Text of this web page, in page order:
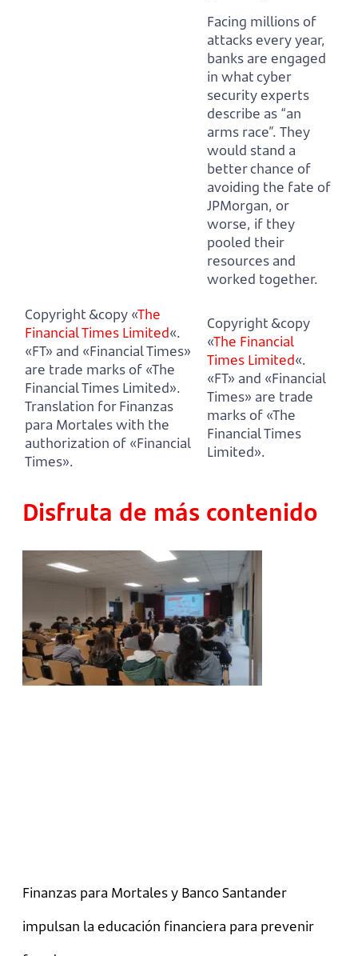
Facing millions of
attacks every year,
banks are engaged
in what cyber
security experts
describe as “an
arms race”. They
would stand a
better chance of
avoiding the fate of
JPMorgan, or
worse, if they
pooled their
resources and
worked together.
Copyright &copy «The
Financial Times Limited«.
«FT» and «Financial Times»
are trade marks of «The
Financial Times Limited».
Translation for Finanzas
para Mortales with the
authorization of «Financial
Times».
Copyright &copy
«The Financial
Times Limited«.
«FT» and «Financial
Times» are trade
marks of «The
Financial Times
Limited».
Disfruta de más contenido
Finanzas para Mortales y Banco Santander
impulsan la educación financiera para prevenir